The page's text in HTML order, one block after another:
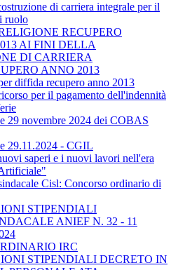
di carriera integrale per il
ruolo
RECUPERO
AI FINI DELLA
DI CARRIERA
ANNO 2013
diffida recupero anno 2013
per il pagamento dell'indennità
29 novembre 2024 dei COBAS
29.11.2024 - CGIL
saperi e i nuovi lavori nell'era
Cisl: Concorso ordinario di
STIPENDIALI
ANIEF N. 32 - 11
IRC
STIPENDIALI DECRETO IN